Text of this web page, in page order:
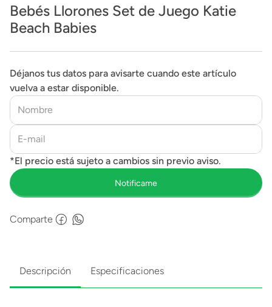
Bebés Llorones Set de Juego Katie
Beach Babies
Déjanos tus datos para avisarte cuando este artículo
vuelva a estar disponible.
Comparte
Descripción Especificaciones